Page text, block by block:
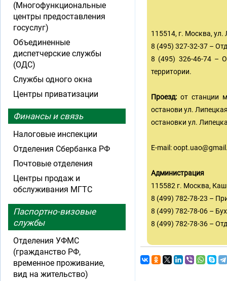
115514, г. Москва,
8 (495) 327-32-37 –
8 (495) 326-46-74 –
территории.
Проезд:от станции
останови ул.
остановки ул.
E-mail:
Администрация
115582 г. Москва,
8 (499) 782-78-23 –
8 (499) 782-78-06 –
8 (499) 782-78-36 –
(Многофункциональные
центры предоставления
госуслуг)
Объединенные
диспетчерские службы
(ОДС)
Службы одного окна
Центры приватизации
Финансы и связь
Налоговые инспекции
Отделения Сбербанка РФ
Почтовые отделения
Центры продаж и
обслуживания МГТС
Паспортно-визовые
службы
Отделения УФМС
(гражданство РФ,
временное проживание,
вид на жительство)